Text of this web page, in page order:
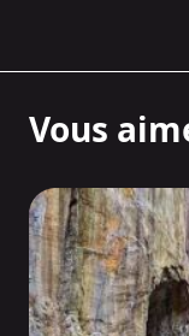
Vous